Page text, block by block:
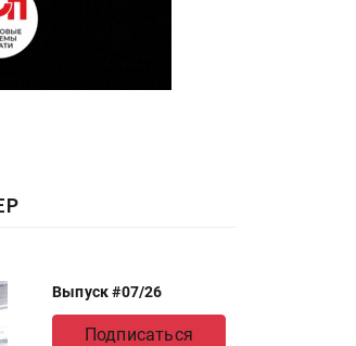
Выпуск #07/26
Подписаться